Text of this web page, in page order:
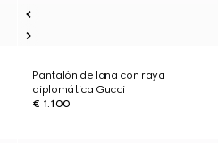
Pantalón de lana con raya
diplomática Gucci
€ 1.100